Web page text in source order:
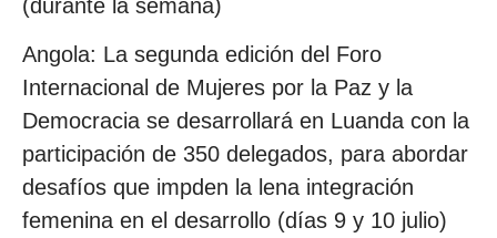
(durante la semana)
Angola: La segunda edición del Foro
Internacional de Mujeres por la Paz y la
Democracia se desarrollará en Luanda con la
participación de 350 delegados, para abordar
desafíos que impden la lena integración
femenina en el desarrollo (días 9 y 10 julio)